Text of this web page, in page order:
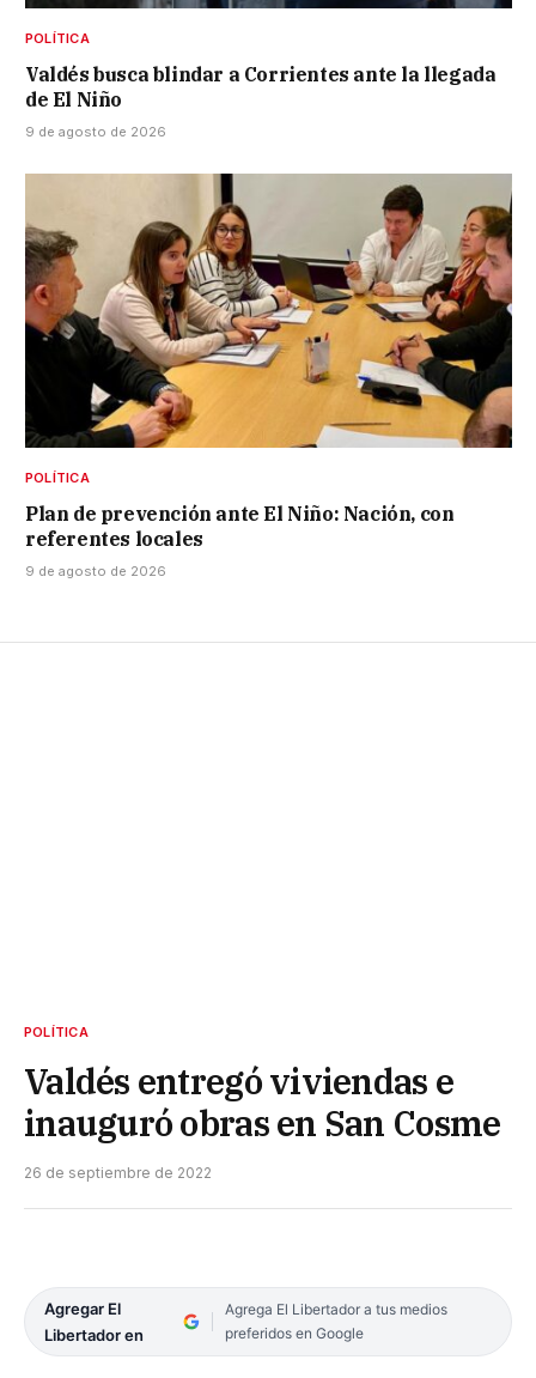
POLÍTICA
Valdés busca blindar a Corrientes ante la llegada
de El Niño
9 de agosto de 2026
POLÍTICA
Plan de prevención ante El Niño: Nación, con
referentes locales
9 de agosto de 2026
POLÍTICA
Valdés entregó viviendas e
inauguró obras en San Cosme
26 de septiembre de 2022
Agregar El
Libertador en
Agrega El Libertador a tus medios
preferidos en Google